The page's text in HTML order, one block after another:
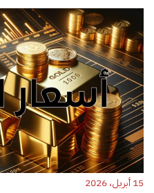
15 أبريل، 2026